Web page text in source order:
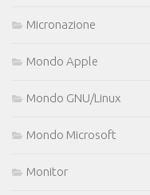
Micronazione
Mondo Apple
Mondo GNU/Linux
Mondo Microsoft
Monitor